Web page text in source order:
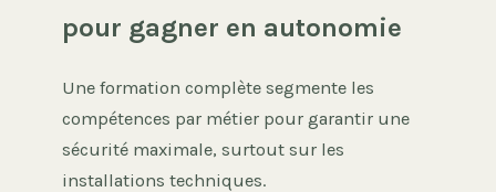
pour gagner en autonomie
Une formation complète segmente les
compétences par métier pour garantir une
sécurité maximale, surtout sur les
installations techniques.